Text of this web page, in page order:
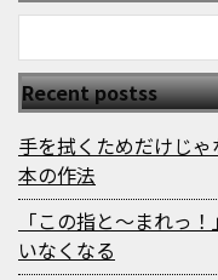
Recent postss
手を拭くためだけじ
本の作法
「この指と〜まれっ
いなくなる